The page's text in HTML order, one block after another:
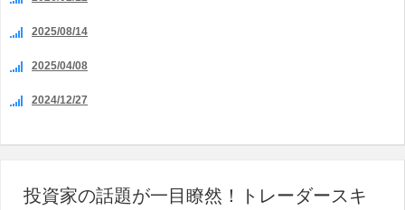
2025/08/14
2025/04/08
2024/12/27
投資家の話題が一目瞭然！トレーダースキ